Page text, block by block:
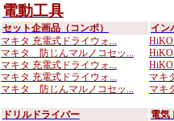
電動工具
セット企画品（コンボ）
マキタ 充電式ドライウォ...
マキタ 防じんマルノコセッ...
マキタ 充電式ドライウォ...
マキタ 充電式ドライウォ...
マキタ 防じんマルノコセッ...
イン
マキ
マキ
ドリルドライバー
電気